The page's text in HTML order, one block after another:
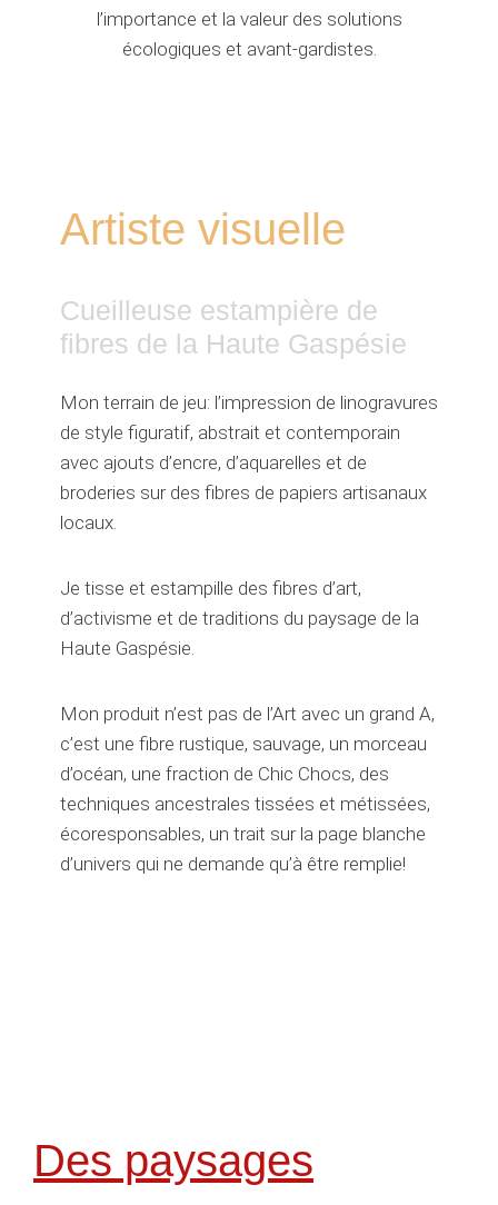
l’importance et la valeur des solutions
écologiques et avant-gardistes.
Artiste visuelle
Cueilleuse estampière de
fibres de la Haute Gaspésie
Mon terrain de jeu: l’impression de linogravures
de style figuratif, abstrait et contemporain
avec ajouts d’encre, d’aquarelles et de
broderies sur des fibres de papiers artisanaux
locaux.
Je tisse et estampille des fibres d’art,
d’activisme et de traditions du paysage de la
Haute Gaspésie.
Mon produit n’est pas de l’Art avec un grand A,
c’est une fibre rustique, sauvage, un morceau
d’océan, une fraction de Chic Chocs, des
techniques ancestrales tissées et métissées,
écoresponsables, un trait sur la page blanche
d’univers qui ne demande qu’à être remplie!
Des paysages